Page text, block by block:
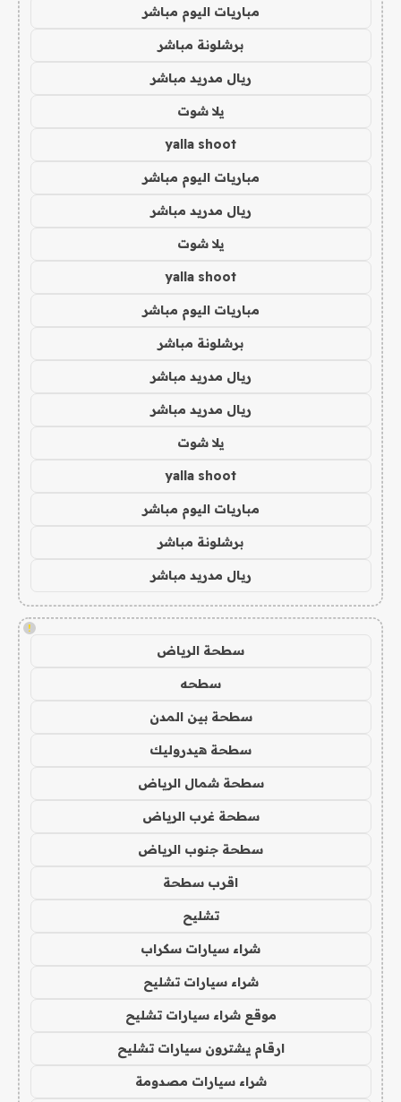
مباريات اليوم مباشر
برشلونة مباشر
ريال مدريد مباشر
يلا شوت
yalla shoot
مباريات اليوم مباشر
ريال مدريد مباشر
يلا شوت
yalla shoot
مباريات اليوم مباشر
برشلونة مباشر
ريال مدريد مباشر
ريال مدريد مباشر
يلا شوت
yalla shoot
مباريات اليوم مباشر
برشلونة مباشر
ريال مدريد مباشر
!
سطحة الرياض
سطحه
سطحة بين المدن
سطحة هيدروليك
سطحة شمال الرياض
سطحة غرب الرياض
سطحة جنوب الرياض
اقرب سطحة
تشليح
شراء سيارات سكراب
شراء سيارات تشليح
موقع شراء سيارات تشليح
ارقام يشترون سيارات تشليح
شراء سيارات مصدومة